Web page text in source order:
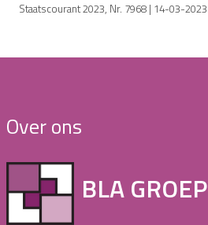
Staatscourant 2023, Nr. 7968 | 14-03-2023
Over ons
BLA GROEP